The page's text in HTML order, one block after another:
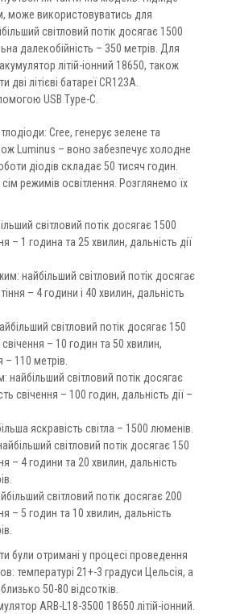
може використовуватись для
світловий потік досягає 1500
далекобійність – 350 метрів. Для
літій-іонний 18650, також
літієві батареї CR123A.
USB Type-C.
Cree, генерує зелене та
Luminus – воно забезпечує холодне
діодів складає 50 тисяч годин.
режимів освітлення. Розглянемо їх
світловий потік досягає 1500
– 1 година та 25 хвилин, дальність дії
найбільший світловий потік досягає
– 4 години і 40 хвилин, дальність
світловий потік досягає 150
– 10 годин та 50 хвилин,
– 110 метрів.
найбільший світловий потік досягає
свічення – 100 годин, дальність дії –
яскравість світла – 1500 люменів.
світловий потік досягає 150
– 4 години та 20 хвилин, дальність
світловий потік досягає 200
– 5 годин та 10 хвилин, дальність
були отримані у процесі проведення
температурі 21+-3 градуси Цельсія, а
50-80 відсотків.
ARB-L18-3500 18650 літій-іонний.